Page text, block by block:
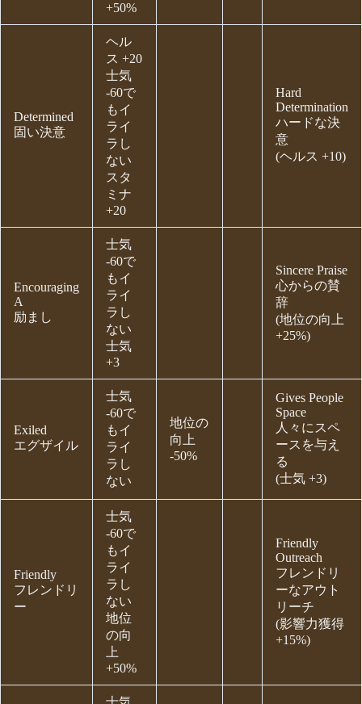
+50%
Determined
固い決意
ヘル
ス +20
士気
-60で
もイ
ライ
ラし
ない
スタ
ミナ
+20
Hard
Determination
ハードな決
意
(ヘルス +10)
Encouraging
A
励まし
士気
-60で
もイ
ライ
ラし
ない
士気
+3
Sincere Praise
心からの賛
辞
(地位の向上
+25%)
Exiled
エグザイル
士気
-60で
もイ
ライ
ラし
ない
地位の
向上
-50%
Gives People
Space
人々にスペ
ースを与え
る
(士気 +3)
Friendly
フレンドリ
ー
士気
-60で
もイ
ライ
ラし
ない
地位
の向
上
+50%
Friendly
Outreach
フレンドリ
ーなアウト
リーチ
(影響力獲得
+15%)